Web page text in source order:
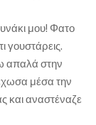
μου! Φατο
γουστάρεις.
απαλά στην
μέσα την
και αναστέναζε